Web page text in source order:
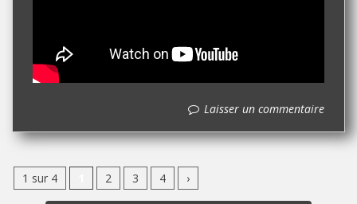
Laisser un commentaire
1 sur 4 2 3 4 ›